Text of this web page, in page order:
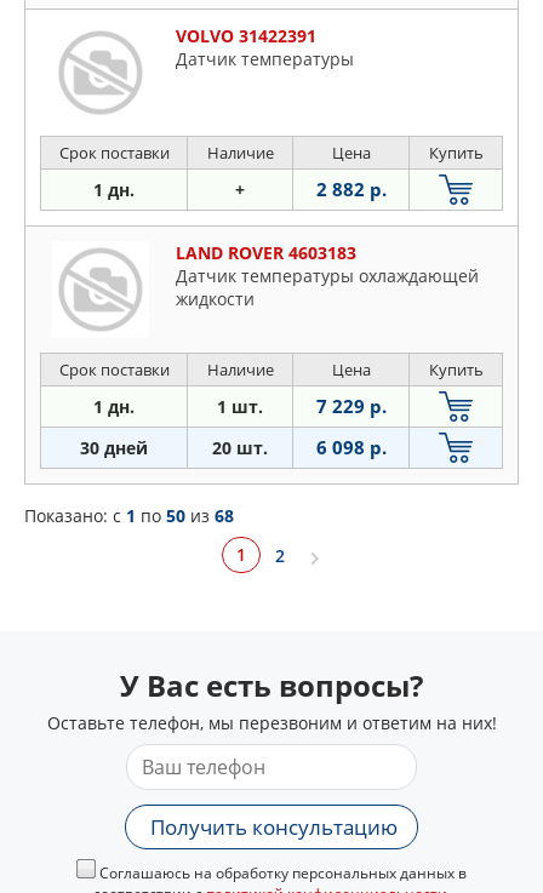
VOLVO 31422391
Датчик температуры
Срок поставки Наличие Цена Купить
1 дн. + 2 882 р.
LAND ROVER 4603183
Дaтчик тeмпepaтypы oxлaждaющeй
жидкocти
Срок поставки Наличие Цена Купить
1 дн. 1 шт. 7 229 р.
30 дней 20 шт. 6 098 р.
Показано: c 1 по 50 из 68
1
2
У Вас есть вопросы?
Оставьте телефон, мы перезвоним и ответим на них!
Получить консультацию
Соглашаюсь на обработку персональных данных в